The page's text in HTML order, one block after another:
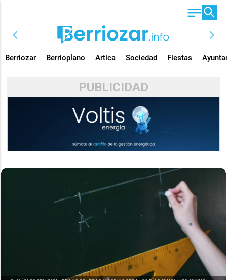
chevron_left chevron_right
Berriozar Berrioplano Artica Sociedad Fiestas
PUBLICIDAD